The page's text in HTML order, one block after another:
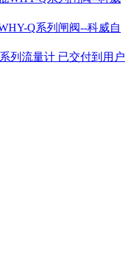
Q系列闸阀--科威自
已交付到用户